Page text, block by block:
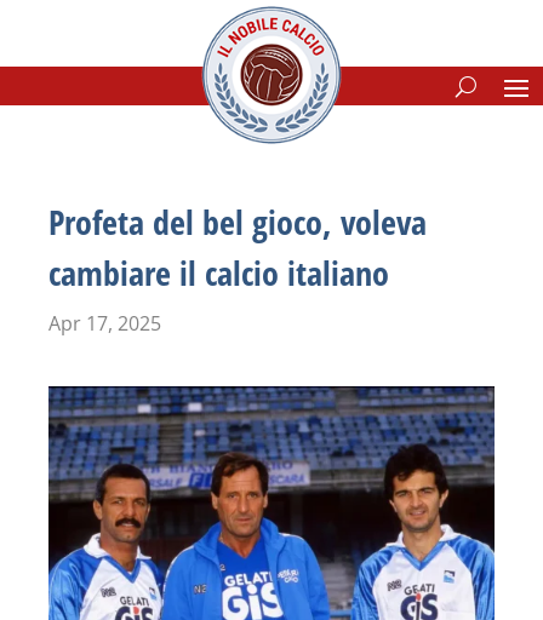
Profeta del bel gioco, voleva
cambiare il calcio italiano
Apr 17, 2025